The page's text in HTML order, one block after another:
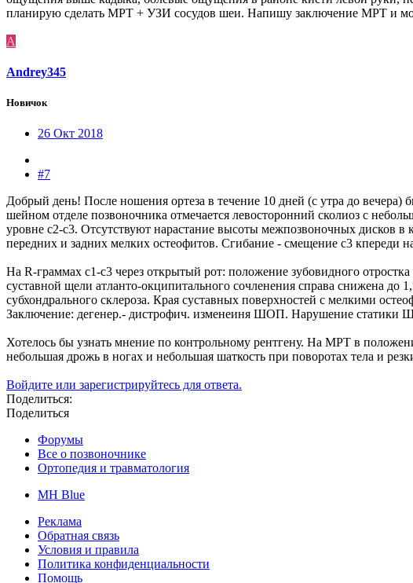
планирую сделать МРТ + УЗИ сосудов шеи. Напишу заключение МРТ и
A
Andrey345
Новичок
26 Окт 2018
#7
Добрый день! После ношения ортеза в течение 10 дней (с утра до
шейном отделе позвоночника отмечается левосторонний сколиоз с
уровне с2-с3. Отсутствуют нарастание высоты межпозвоночных дисков
передних и задних мелких остеофитов. Сгибание - смещение с3 кпереди
На R-граммах с1-с3 через открытый рот: положение зубовидного
суставной щели атланто-окципитального сочленения справа снижена до
субхондрального склероза. Края суставных поверхностей с мелкими
Заключение: дегенер.- дистрофич. изменеиня ШОП. Нарушение
Хотелось бы узнать мнение по контрольному рентгену. На МРТ в
небольшая дрожь в ногах и небольшая шаткость при поворотах тела и
Войдите или зарегистрируйтесь для ответа.
Поделиться:
Поделиться
Форумы
Все о позвоночнике
Ортопедия и травматология
MH Blue
Реклама
Обратная связь
Условия и правила
Политика конфиденциальности
Помощь